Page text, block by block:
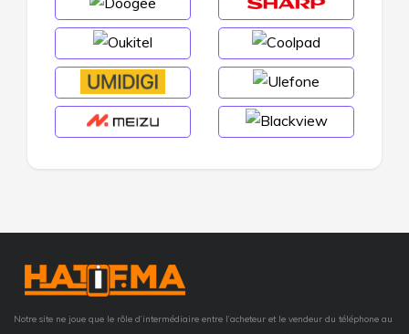
Notre site ne joue que le rôle d’intermédiaire entre l’acheteur et le vendeur du téléphone au